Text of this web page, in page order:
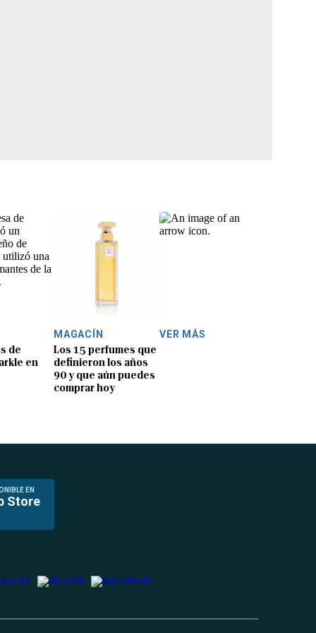
de
en
MAGACÍN
Los 15 perfumes que
definieron los años
90 y que aún puedes
comprar hoy
VER MÁS
EN
Store